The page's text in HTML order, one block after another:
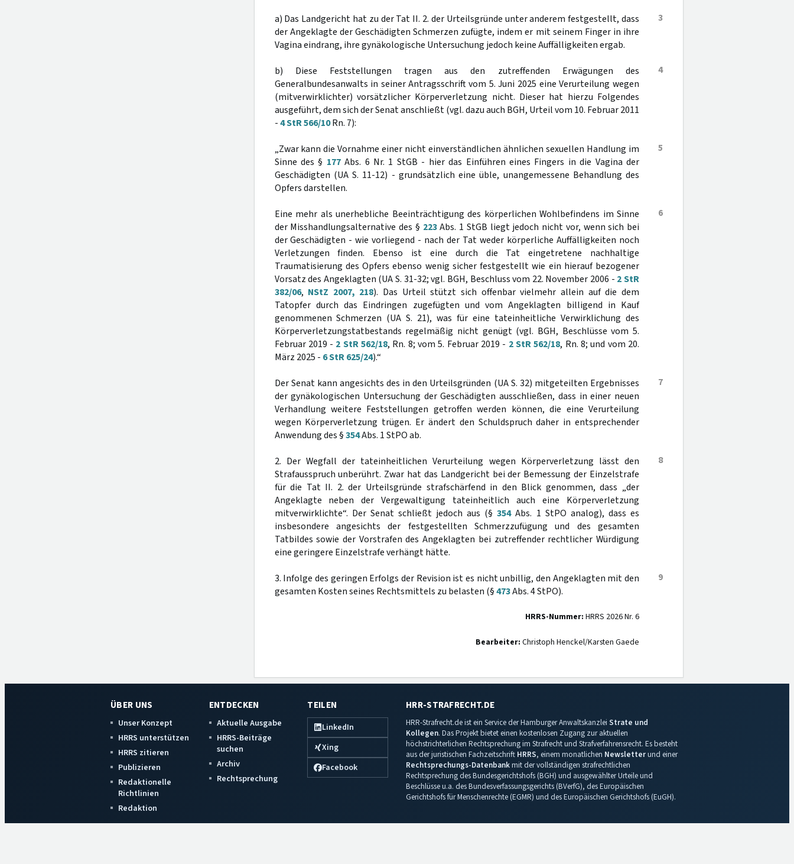
3
a) Das Landgericht hat zu der Tat II. 2. der Urteilsgründe unter anderem festgestellt, dass
der Angeklagte der Geschädigten Schmerzen zufügte, indem er mit seinem Finger in ihre
Vagina eindrang, ihre gynäkologische Untersuchung jedoch keine Auffälligkeiten ergab.
4
b) Diese Feststellungen tragen aus den zutreffenden Erwägungen des
Generalbundesanwalts in seiner Antragsschrift vom 5. Juni 2025 eine Verurteilung wegen
(mitverwirklichter) vorsätzlicher Körperverletzung nicht. Dieser hat hierzu Folgendes
ausgeführt, dem sich der Senat anschließt (vgl. dazu auch BGH, Urteil vom 10. Februar 2011
-4 StR 566/10Rn. 7):
5
„Zwar kann die Vornahme einer nicht einverständlichen ähnlichen sexuellen Handlung im
Sinne des § 177Abs. 6 Nr. 1 StGB - hier das Einführen eines Fingers in die Vagina der
Geschädigten (UA S. 11-12) - grundsätzlich eine üble, unangemessene Behandlung des
Opfers darstellen.
6
Eine mehr als unerhebliche Beeinträchtigung des körperlichen Wohlbefindens im Sinne
der Misshandlungsalternative des § 223Abs. 1 StGB liegt jedoch nicht vor, wenn sich bei
der Geschädigten - wie vorliegend - nach der Tat weder körperliche Auffälligkeiten noch
Verletzungen finden. Ebenso ist eine durch die Tat eingetretene nachhaltige
Traumatisierung des Opfers ebenso wenig sicher festgestellt wie ein hierauf bezogener
Vorsatz des Angeklagten (UA S. 31-32; vgl. BGH, Beschluss vom 22. November 2006 - 2 StR
382/06, NStZ 2007, 218). Das Urteil stützt sich offenbar vielmehr allein auf die dem
Tatopfer durch das Eindringen zugefügten und vom Angeklagten billigend in Kauf
genommenen Schmerzen (UA S. 21), was für eine tateinheitliche Verwirklichung des
Körperverletzungstatbestands regelmäßig nicht genügt (vgl. BGH, Beschlüsse vom 5.
Februar 2019 - 2 StR 562/18, Rn. 8; vom 5. Februar 2019 - 2 StR 562/18, Rn. 8; und vom 20.
März 2025 - 6 StR 625/24).“
7
Der Senat kann angesichts des in den Urteilsgründen (UA S. 32) mitgeteilten Ergebnisses
der gynäkologischen Untersuchung der Geschädigten ausschließen, dass in einer neuen
Verhandlung weitere Feststellungen getroffen werden können, die eine Verurteilung
wegen Körperverletzung trügen. Er ändert den Schuldspruch daher in entsprechender
Anwendung des §354Abs. 1 StPO ab.
8
2. Der Wegfall der tateinheitlichen Verurteilung wegen Körperverletzung lässt den
Strafausspruch unberührt. Zwar hat das Landgericht bei der Bemessung der Einzelstrafe
für die Tat II. 2. der Urteilsgründe strafschärfend in den Blick genommen, dass „der
Angeklagte neben der Vergewaltigung tateinheitlich auch eine Körperverletzung
mitverwirklichte“. Der Senat schließt jedoch aus (§354Abs. 1 StPO analog), dass es
insbesondere angesichts der festgestellten Schmerzzufügung und des gesamten
Tatbildes sowie der Vorstrafen des Angeklagten bei zutreffender rechtlicher Würdigung
eine geringere Einzelstrafe verhängt hätte.
9
3. Infolge des geringen Erfolgs der Revision ist es nicht unbillig, den Angeklagten mit den
gesamten Kosten seines Rechtsmittels zu belasten (§473Abs. 4 StPO).
HRRS-Nummer: HRRS 2026 Nr. 6
Bearbeiter: Christoph Henckel/Karsten Gaede
ÜBER UNS
Unser Konzept
HRRS unterstützen
HRRS zitieren
Publizieren
Redaktionelle
Richtlinien
Redaktion
ENTDECKEN
Aktuelle Ausgabe
HRRS-Beiträge
suchen
Archiv
Rechtsprechung
TEILEN
LinkedIn
Xing
Facebook
HRR-STRAFRECHT.DE
HRR-Strafrecht.de ist ein Service der Hamburger Anwaltskanzlei Strate und
Kollegen. Das Projekt bietet einen kostenlosen Zugang zur aktuellen
höchstrichterlichen Rechtsprechung im Strafrecht und Strafverfahrensrecht. Es besteht
aus der juristischen Fachzeitschrift HRRS, einem monatlichen Newsletterund einer
Rechtsprechungs-Datenbankmit der vollständigen strafrechtlichen
Rechtsprechung des Bundesgerichtshofs (BGH) und ausgewählter Urteile und
Beschlüsse u.a. des Bundesverfassungsgerichts (BVerfG), des Europäischen
Gerichtshofs für Menschenrechte (EGMR) und des Europäischen Gerichtshofs (EuGH).